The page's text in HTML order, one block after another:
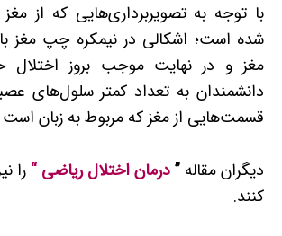
با توجه به تصویربرداری‌هایی که از مغز
شده است؛ اشکالی در نیم­کره چپ مغز
مغز و در نهایت موجب بروز اختلال
دانشمندان به تعداد کمتر سلول‌های
قسمت‌هایی از مغز که مربوط به زبان است
دیگران مقاله ”درمان اختلال ریاضی“ را
کنند.